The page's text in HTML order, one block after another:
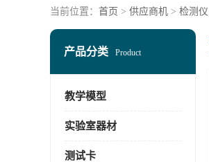
当前位置： 首页 > 供应商机 > 检测仪
产品分类 Product
教学模型
实验室器材
测试卡